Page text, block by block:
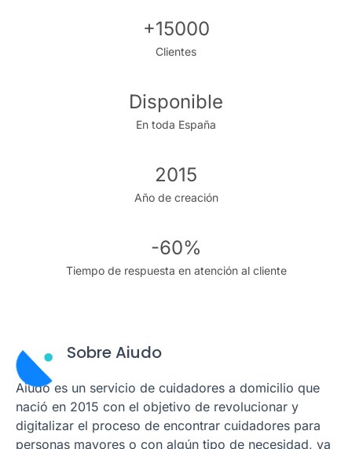
+15000
Clientes
Disponible
En toda España
2015
Año de creación
-60%
Tiempo de respuesta en atención al cliente
Sobre Aiudo
Aiudo es un servicio de cuidadores a domicilio que
nació en 2015 con el objetivo de revolucionar y
digitalizar el proceso de encontrar cuidadores para
personas mayores o con algún tipo de necesidad, ya